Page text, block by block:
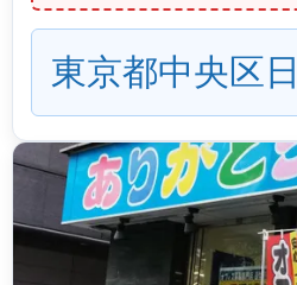
東京都中央区